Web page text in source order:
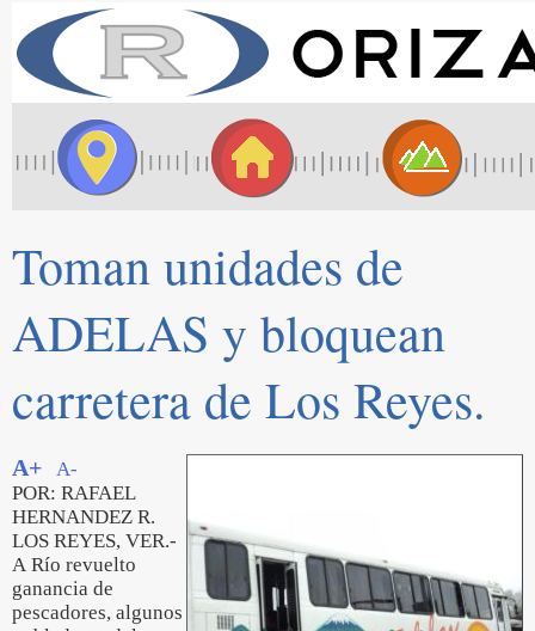
Toman unidades de
ADELAS y bloquean
carretera de Los Reyes.
A+
A-
POR: RAFAEL
HERNANDEZ R.
LOS REYES, VER.-
A Río revuelto
ganancia de
pescadores, algunos